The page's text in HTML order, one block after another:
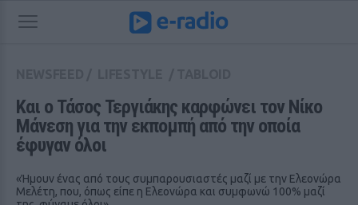
Και ο Τάσος Τεργιάκης καρφώνει τον Νίκο
Μάνεση για την εκπομπή από την οποία
έφυγαν όλοι
«Ήμουν ένας από τους συμπαρουσιαστές μαζί με την Ελεονώρα
Μελέτη, που, όπως είπε η Ελεονώρα και συμφωνώ 100% μαζί